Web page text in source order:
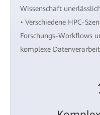
Wissenschaft
• Verschiedene HPC-
Forschungs-Workflows
komplexe